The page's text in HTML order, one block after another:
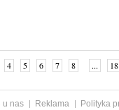
4 5 6 7 8 ... 18
u nas Reklama
Polityka